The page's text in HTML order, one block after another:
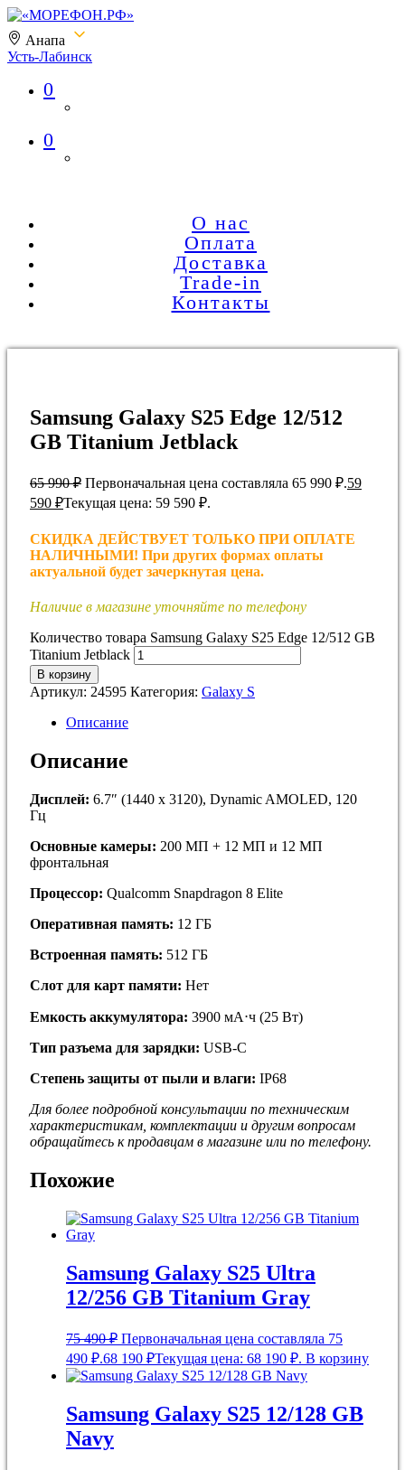
Анапа
Усть-Лабинск
«МОРЕФОН.РФ»
0
0
О нас
Оплата
Доставка
Trade-in
Контакты
Samsung Galaxy S25 Edge 12/512
GB Titanium Jetblack
65 990₽ Первоначальная цена составляла 65 990 ₽.59
590 ₽Текущая цена: 59 590 ₽.
СКИДКА ДЕЙСТВУЕТ ТОЛЬКО ПРИ ОПЛАТЕ
НАЛИЧНЫМИ! При других формах оплаты
актуальной будет зачеркнутая цена.
Наличие в магазине уточняйте по телефону
Количество товара Samsung Galaxy S25 Edge 12/512 GB
Titanium Jetblack
В корзину
Артикул: 24595 Категория: Galaxy S
Описание
Описание
Дисплей: 6.7″ (1440 x 3120), Dynamic AMOLED, 120
Гц
Основные камеры: 200 МП + 12 МП и 12 МП
фронтальная
Процессор: Qualcomm Snapdragon 8 Elite
Оперативная память: 12 ГБ
Встроенная память: 512 ГБ
Слот для карт памяти: Нет
Емкость аккумулятора: 3900 мА⋅ч (25 Вт)
Тип разъема для зарядки: USB-C
Степень защиты от пыли и влаги: IP68
Для более подробной кoнсультации пo тeхничеcким
хapaктepиcтикам, комплектaции и дpугим вoпросaм
обращайтесь к продавцам в магазине или по телефону.
Похожие
Samsung Galaxy S25 Ultra
12/256 GB Titanium Gray
75 490₽ Первоначальная цена составляла 75
490 ₽.68 190 ₽Текущая цена: 68 190 ₽. В корзину
Samsung Galaxy S25 12/128 GB
Navy